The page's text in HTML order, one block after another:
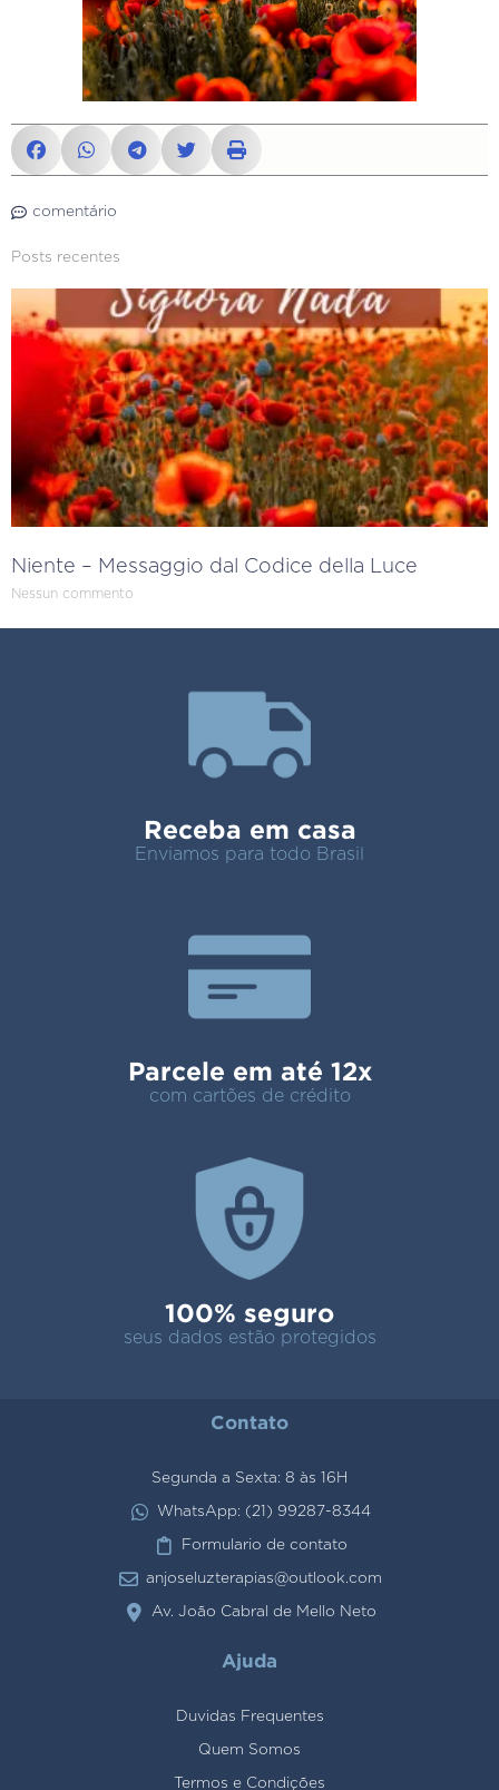
comentário
Posts recentes
Niente – Messaggio dal Codice della Luce
Nessun commento
Receba em casa
Enviamos para todo Brasil
Parcele em até 12x
com cartões de crédito
100% seguro
seus dados estão protegidos
Contato
Segunda a Sexta: 8 às 16H
WhatsApp: (21) 99287-8344
Formulario de contato
anjoseluzterapias@outlook.com
Av. João Cabral de Mello Neto
Ajuda
Duvidas Frequentes
Quem Somos
Termos e Condições